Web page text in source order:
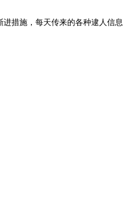
措施，每天传来的各种逮人信